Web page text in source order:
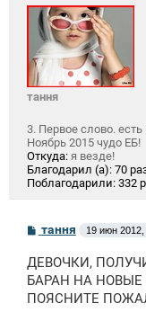
тання
3. Первое слово.
Ноябрь 2015 чудо ЕБ!
Откуда: я везде!
Благодарил (а): 70
Поблагодарили: 332
С
б
щ
е
н
тання 19 июн 2012,
ДЕВОЧКИ,
БАРАН НА
ПОЯСНИТЕ